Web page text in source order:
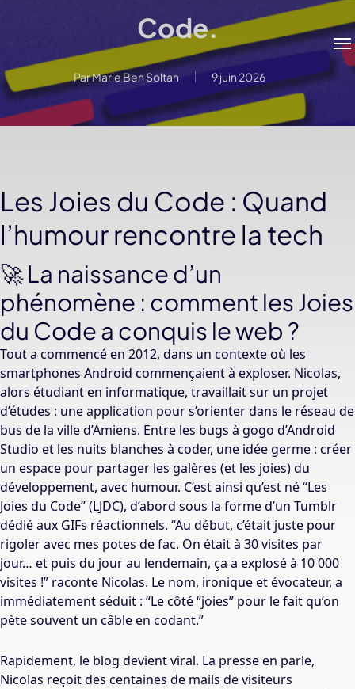
Code.
ParMarie Ben Soltan 9 juin 2026
Les Joies du Code : Quand
l’humour rencontre la tech
🚀 La naissance d’un
phénomène : comment les Joies
du Code a conquis le web ?
Tout a commencé en 2012, dans un contexte où les
smartphones Android commençaient à exploser. Nicolas,
alors étudiant en informatique, travaillait sur un projet
d’études : une application pour s’orienter dans le réseau de
bus de la ville d’Amiens. Entre les bugs à gogo d’Android
Studio et les nuits blanches à coder, une idée germe : créer
un espace pour partager les galères (et les joies) du
développement, avec humour. C’est ainsi qu’est né “Les
Joies du Code” (LJDC), d’abord sous la forme d’un Tumblr
dédié aux GIFs réactionnels. “Au début, c’était juste pour
rigoler avec mes potes de fac. On était à 30 visites par
jour… et puis du jour au lendemain, ça a explosé à 10 000
visites !” raconte Nicolas. Le nom, ironique et évocateur, a
immédiatement séduit : “Le côté “joies” pour le fait qu’on
pète souvent un câble en codant.”
Rapidement, le blog devient viral. La presse en parle,
Nicolas reçoit des centaines de mails de visiteurs